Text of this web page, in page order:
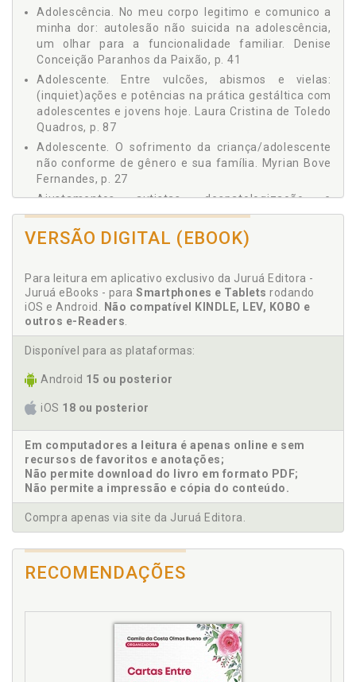
Adolescência. No meu corpo legitimo e comunico a
minha dor: autolesão não suicida na adolescência,
um olhar para a funcionalidade familiar. Denise
Conceição Paranhos da Paixão, p. 41
Adolescente. Entre vulcões, abismos e vielas:
(inquiet)ações e potências na prática gestáltica com
adolescentes e jovens hoje. Laura Cristina de Toledo
Quadros, p. 87
Adolescente. O sofrimento da criança/adolescente
não conforme de gênero e sua família. Myrian Bove
Fernandes, p. 27
Ajustamentos autistas, despatologização e
travessias clínicas: a gestalt-terapia como bússola.
Cintia Lavratti Brandão, p. 61
Alma. Um olhar vazio, uma ferida na alma, uma
75
Autismo. Ajustamentos autistas, despatologização
e travessias clínicas: a gestalt-terapia como bússola.
Cintia Lavratti Brandão, p. 61
Autolesão. No meu corpo legitimo e comunico a
um olhar para a funcionalidade familiar. Denise
Conceição Paranhos da Paixão, p. 41
C
Cintia Lavratti Brandão. Ajustamentos autistas,
despatologização e travessias clínicas: a gestalt-
terapia como bússola, p. 61
Clínica gestáltica. O sofrimento infantojuvenil na
clínica gestáltica com famílias: a psicoterapia como
travessia para possíveis reconfigurações. Daniela
Magalhães da Silva, p. 9
Criança. O sofrimento da criança/adolescente não
VERSÃO DIGITAL (EBOOK)
Para leitura em aplicativo exclusivo da Juruá Editora -
Juruá eBooks - para Smartphones e Tablets rodando
iOS e Android. Não compatível KINDLE, LEV, KOBO e
outros e-Readers.
Disponível para as plataformas:
Android 15 ou posterior
iOS 18 ou posterior
Em computadores a leitura é apenas online e sem
recursos de favoritos e anotações;
Não permite download do livro em formato PDF;
Não permite a impressão e cópia do conteúdo.
Compra apenas via site da Juruá Editora.
RECOMENDAÇÕES